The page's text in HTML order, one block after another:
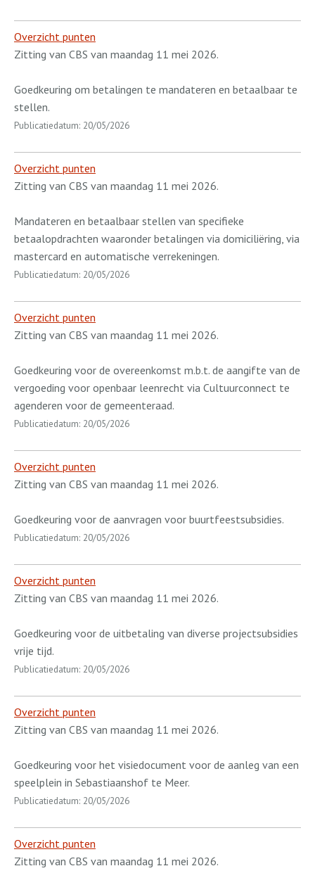
Overzicht punten
Zitting van CBS van maandag 11 mei 2026.
Goedkeuring om betalingen te mandateren en betaalbaar te
stellen.
Publicatiedatum: 20/05/2026
Overzicht punten
Zitting van CBS van maandag 11 mei 2026.
Mandateren en betaalbaar stellen van specifieke
betaalopdrachten waaronder betalingen via domiciliëring, via
mastercard en automatische verrekeningen.
Publicatiedatum: 20/05/2026
Overzicht punten
Zitting van CBS van maandag 11 mei 2026.
Goedkeuring voor de overeenkomst m.b.t. de aangifte van de
vergoeding voor openbaar leenrecht via Cultuurconnect te
agenderen voor de gemeenteraad.
Publicatiedatum: 20/05/2026
Overzicht punten
Zitting van CBS van maandag 11 mei 2026.
Goedkeuring voor de aanvragen voor buurtfeestsubsidies.
Publicatiedatum: 20/05/2026
Overzicht punten
Zitting van CBS van maandag 11 mei 2026.
Goedkeuring voor de uitbetaling van diverse projectsubsidies
vrije tijd.
Publicatiedatum: 20/05/2026
Overzicht punten
Zitting van CBS van maandag 11 mei 2026.
Goedkeuring voor het visiedocument voor de aanleg van een
speelplein in Sebastiaanshof te Meer.
Publicatiedatum: 20/05/2026
Overzicht punten
Zitting van CBS van maandag 11 mei 2026.